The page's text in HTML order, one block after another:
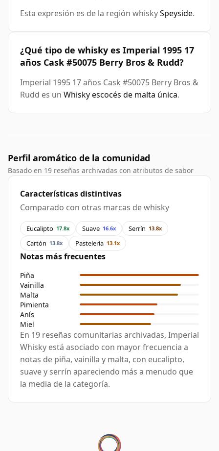
Esta expresión es de la región whiskySpeyside.
¿Qué tipo de whisky es Imperial 1995 17
años Cask #50075 Berry Bros & Rudd?
Imperial 1995 17 años Cask #50075 Berry Bros &
Rudd es un Whisky escocés de malta única.
Perfil aromático de la comunidad
Basado en 19 reseñas archivadas con atributos de sabor
Características distintivas
Comparado con otras marcas de whisky
Eucalipto 17.8x Suave 16.6x Serrín 13.8x
Cartón 13.8x Pastelería 13.1x
Notas más frecuentes
Piña
Vainilla
Malta
Pimienta
Anís
Miel
En 19 reseñas comunitarias archivadas, Imperial
Whisky está asociado con mayor frecuencia a
notas de piña, vainilla y malta, con eucalipto,
suave y serrín apareciendo más a menudo que
la media de la categoría.